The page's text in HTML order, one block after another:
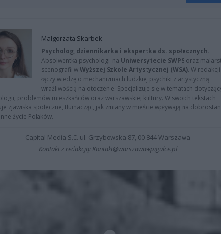
Małgorzata Skarbek
Psycholog, dziennikarka i ekspertka ds. społecznych.
Absolwentka psychologii na Uniwersytecie SWPS oraz
scenografii wWyższej Szkole Artystycznej (WSA). W redakcji
łączy wiedzę o mechanizmach ludzkiej psychiki z artystyczną
wrażliwością na otoczenie. Specjalizuje się w tematach
problemów mieszkańców oraz warszawskiej kultury. W swoich tekstach
zjawiska społeczne, tłumacząc, jak zmiany w mieście wpływają na
życie Polaków.
Capital Media S.C. ul. Grzybowska 87, 00-844 Warszawa
Kontakt z redakcją: Kontakt@warszawawpigulce.pl